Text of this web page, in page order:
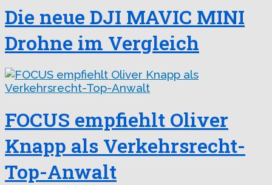
Die neue DJI MAVIC MINI
Drohne im Vergleich
FOCUS empfiehlt Oliver
Knapp als Verkehrsrecht-
Top-Anwalt